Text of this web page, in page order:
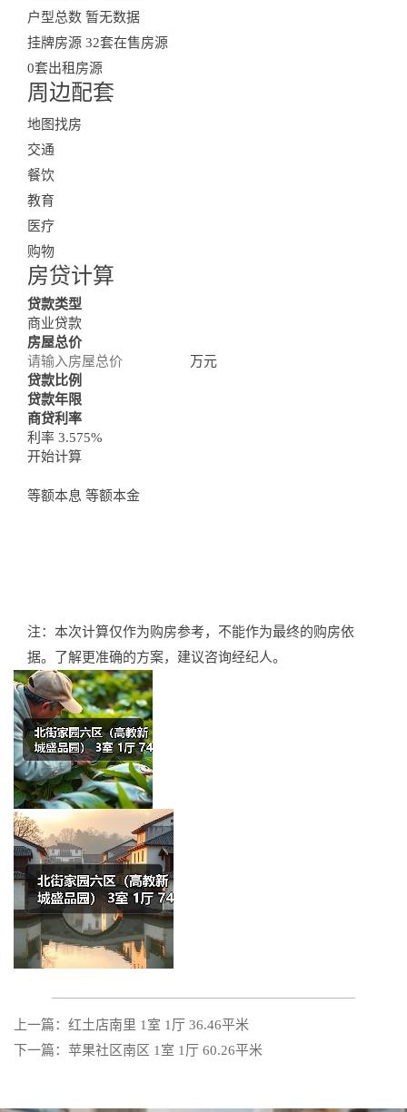
Residential Community
查看更多小区房产
户型总数 暂无数据
挂牌房源 32套在售房源
0套出租房源
周边配套
Surroundings
地图找房
交通
餐饮
教育
医疗
购物
房贷计算
Loan Calculator
贷款类型
商业贷款
房屋总价
万元
贷款比例
贷款年限
商贷利率
利率 3.575%
开始计算
等额本息 等额本金
注：本次计算仅作为购房参考，不能作为最终的购房依
据。了解更准确的方案，建议咨询经纪人。
上一篇：红土店南里 1室 1厅 36.46平米
下一篇：苹果社区南区 1室 1厅 60.26平米